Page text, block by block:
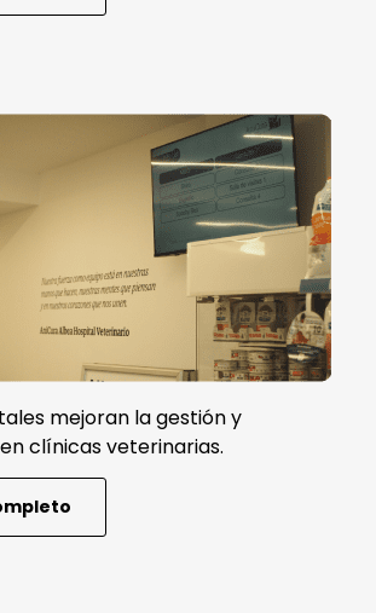
mejoran la gestión y
clínicas veterinarias.